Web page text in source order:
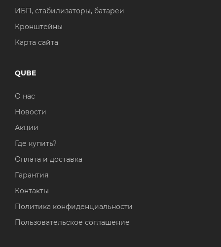
ИБП, стабилизаторы, батареи
Кронштейны
Карта сайта
QUBE
О нас
Новости
Акции
Где купить?
Оплата и доставка
Гарантия
Контакты
Политика конфиденциальности
Пользовательское соглашение